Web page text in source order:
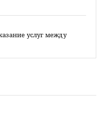
услуг между